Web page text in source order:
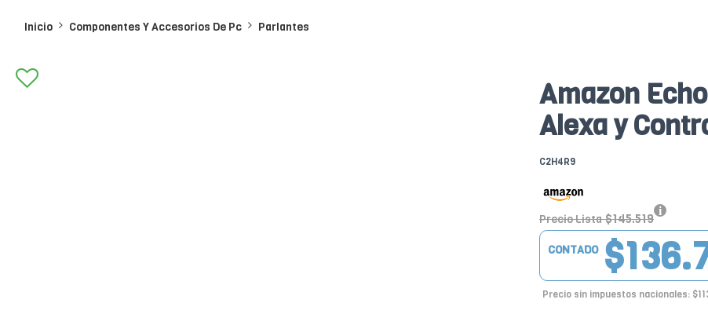
Inicio Componentes Y Accesorios De Pc Parlantes
Amazon
Alexa y
C2H4R9
Precio Lista $145.519
CONTADO
Precio sin impuestos nacionales: